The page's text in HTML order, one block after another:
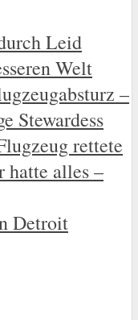
Leid
Welt
–
Stewardess
rettete
hatte alles –
Detroit